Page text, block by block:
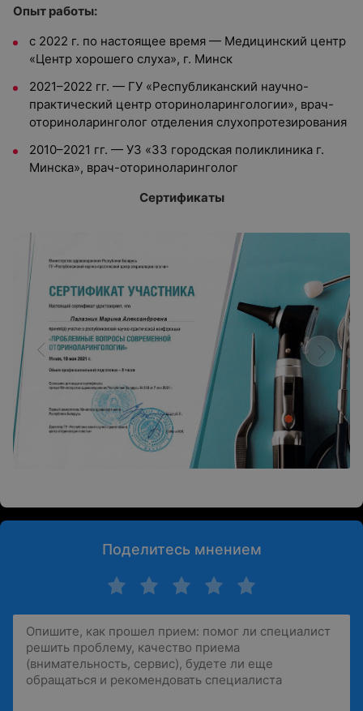
Опыт работы:
с 2022 г. по настоящее время — Медицинский центр
«Центр хорошего слуха», г. Минск
2021–2022 гг. — ГУ «Республиканский научно-
практический центр оториноларингологии», врач-
оториноларинголог отделения слухопротезирования
2010–2021 гг. — УЗ «33 городская поликлиника г.
Минска», врач-оториноларинголог
Сертификаты
Поделитесь мнением